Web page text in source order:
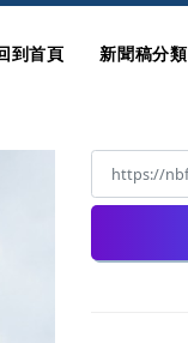
到首頁 新聞稿分類